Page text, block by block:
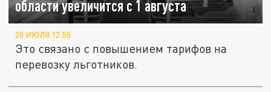
области увеличится с 1 августа
20 ИЮЛЯ 12:55
Это связано с повышением тарифов на
перевозку льготников.